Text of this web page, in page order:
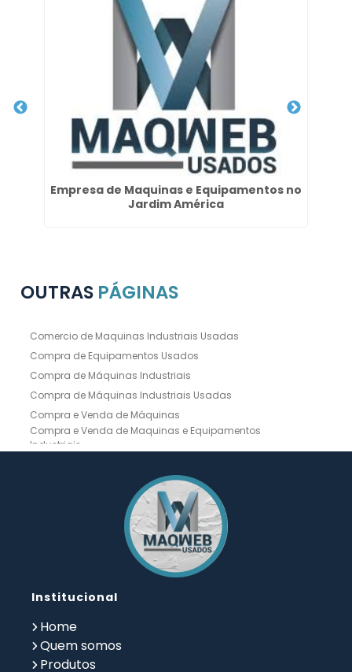
Empresa de Maquinas e Equipamentos no
Jardim América
OUTRAS PÁGINAS
Comercio de Maquinas Industriais Usadas
Compra de Equipamentos Usados
Compra de Máquinas Industriais
Compra de Máquinas Industriais Usadas
Compra e Venda de Máquinas
Compra e Venda de Maquinas e Equipamentos
Industriais
Compra e Venda de Máquinas Operatrizes
Dobradeira CNC Usada
Dobradeira de Chapa Hidráulica Usada
Dobradeira de Chapas
Dobradeira Hidráulica
Dobradeira Hidráulica Usada
Dobradeira Industrial
Empresa de Compra de Máquinas Industriais
Empresa de Maquinas e Equipamentos
Empresa de Venda de Máquinas Industriais
Fresadora a Venda
Institucional
Home
Quem somos
Produtos